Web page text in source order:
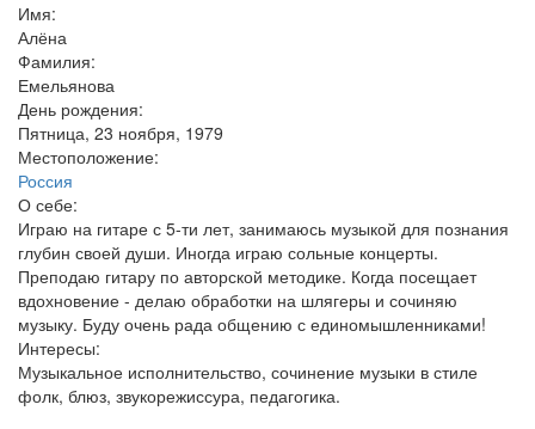
Имя:
Алёна
Фамилия:
Емельянова
День рождения:
Пятница, 23 ноября, 1979
Местоположение:
Россия
О себе:
Играю на гитаре с 5-ти лет, занимаюсь музыкой для познания
глубин своей души. Иногда играю сольные концерты.
Преподаю гитару по авторской методике. Когда посещает
вдохновение - делаю обработки на шлягеры и сочиняю
музыку. Буду очень рада общению с единомышленниками!
Интересы:
Музыкальное исполнительство, сочинение музыки в стиле
фолк, блюз, звукорежиссура, педагогика.